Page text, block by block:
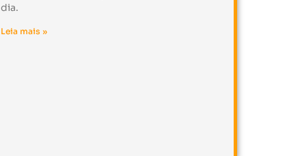
dia.
Leia mais »